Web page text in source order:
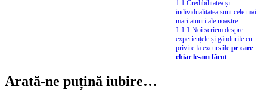
1. Conținutul
1.1 Credibilitatea și
individualitatea sunt cele mai
mari atuuri ale noastre.
1.1.1 Noi scriem despre
experiențele și gândurile cu
privire la excursiilepe care
Arată-ne puțină iubire…